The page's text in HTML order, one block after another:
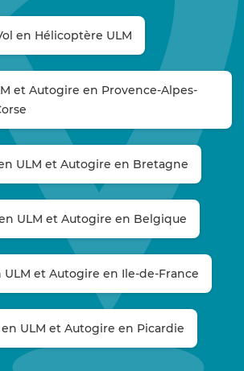
en Hélicoptère ULM
et Autogire en Provence-Alpes-
ULM et Autogire en Bretagne
ULM et Autogire en Belgique
et Autogire en Ile-de-France
ULM et Autogire en Picardie